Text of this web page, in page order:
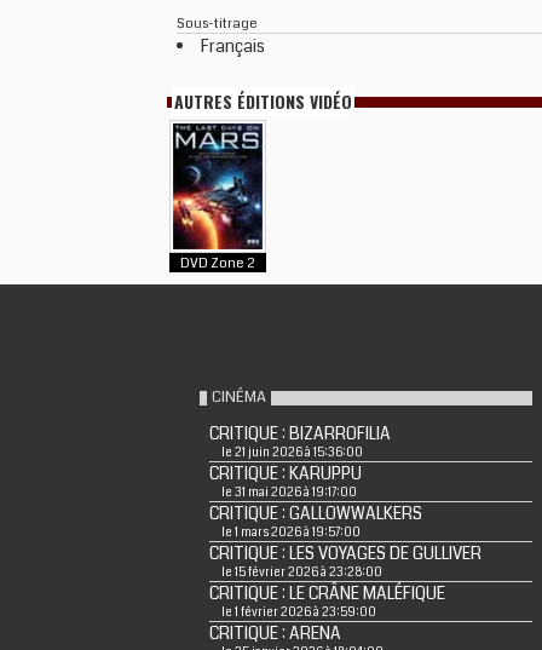
Sous-titrage
Français
AUTRES ÉDITIONS VIDÉO
DVD Zone 2
CINÉMA
CRITIQUE : BIZARROFILIA
le 21 juin 2026 à 15:36:00
CRITIQUE : KARUPPU
le 31 mai 2026 à 19:17:00
CRITIQUE : GALLOWWALKERS
le 1 mars 2026 à 19:57:00
CRITIQUE : LES VOYAGES DE GULLIVER
le 15 février 2026 à 23:28:00
CRITIQUE : LE CRÂNE MALÉFIQUE
le 1 février 2026 à 23:59:00
CRITIQUE : ARENA